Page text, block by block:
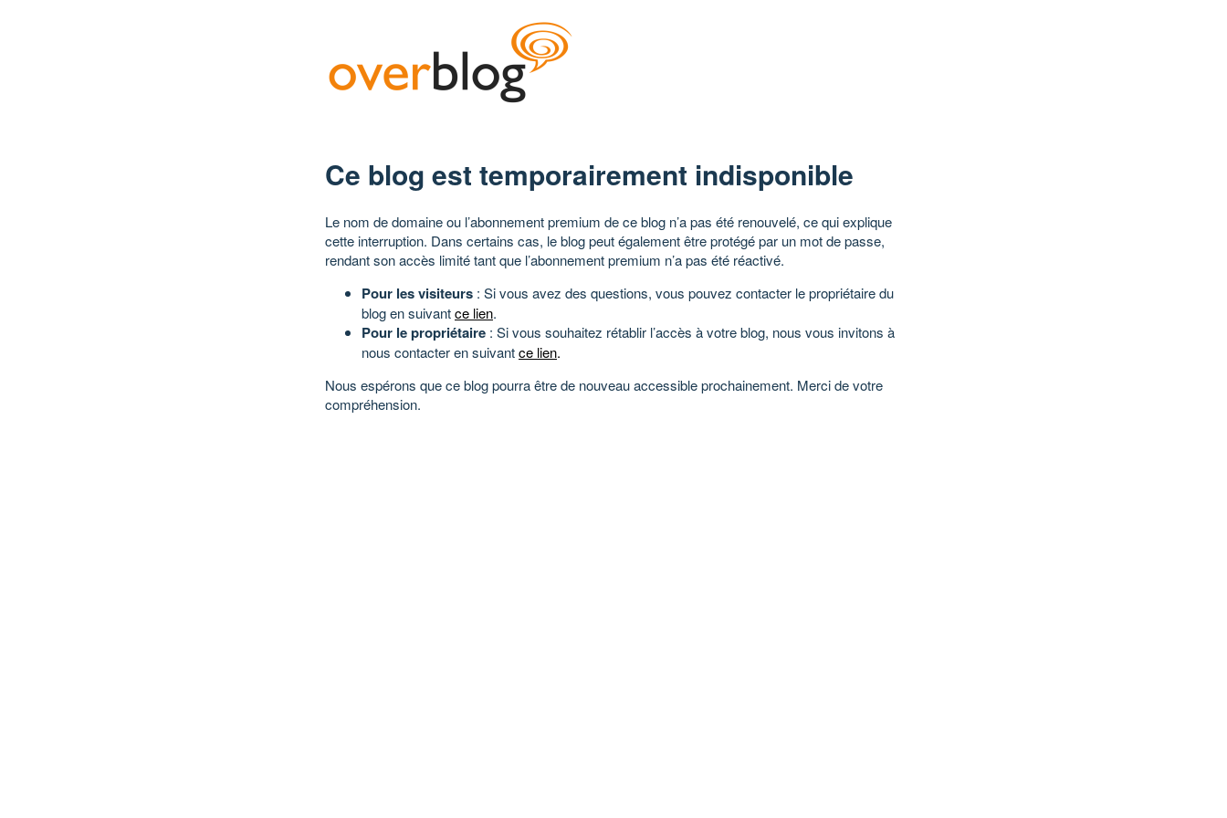
Ce blog est temporairement indisponible
Le nom de domaine ou l’abonnement premium de ce blog n’a pas été renouvelé, ce qui explique
cette interruption. Dans certains cas, le blog peut également être protégé par un mot de passe,
rendant son accès limité tant que l’abonnement premium n’a pas été réactivé.
Pour les visiteurs : Si vous avez des questions, vous pouvez contacter le propriétaire du
blog en suivantce lien.
Pour le propriétaire : Si vous souhaitez rétablir l’accès à votre blog, nous vous invitons à
nous contacter en suivantce lien.
Nous espérons que ce blog pourra être de nouveau accessible prochainement. Merci de votre
compréhension.